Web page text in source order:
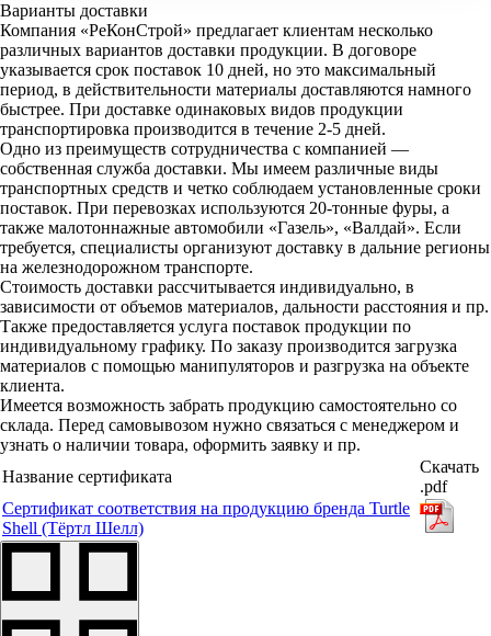
Варианты доставки
Компания «РеКонСтрой» предлагает клиентам несколько
различных вариантов доставки продукции. В договоре
указывается срок поставок 10 дней, но это максимальный
период, в действительности материалы доставляются намного
быстрее. При доставке одинаковых видов продукции
транспортировка производится в течение 2-5 дней.
Одно из преимуществ сотрудничества с компанией —
собственная служба доставки. Мы имеем различные виды
транспортных средств и четко соблюдаем установленные сроки
поставок. При перевозках используются 20-тонные фуры, а
также малотоннажные автомобили «Газель», «Валдай». Если
требуется, специалисты организуют доставку в дальние регионы
на железнодорожном транспорте.
Стоимость доставки рассчитывается индивидуально, в
зависимости от объемов материалов, дальности расстояния и пр.
Также предоставляется услуга поставок продукции по
индивидуальному графику. По заказу производится загрузка
материалов с помощью манипуляторов и разгрузка на объекте
клиента.
Имеется возможность забрать продукцию самостоятельно со
склада. Перед самовывозом нужно связаться с менеджером и
узнать о наличии товара, оформить заявку и пр.
Название сертификата
Скачать
.pdf
Сертификат соответствия на продукцию бренда Turtle
Shell (Тёртл Шелл)